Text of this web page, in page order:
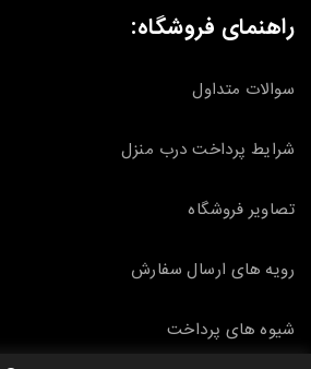
راهنمای فروشگاه:
سوالات متداول
شرایط پرداخت درب منزل
تصاویر فروشگاه
رویه های ارسال سفارش
شیوه های پرداخت